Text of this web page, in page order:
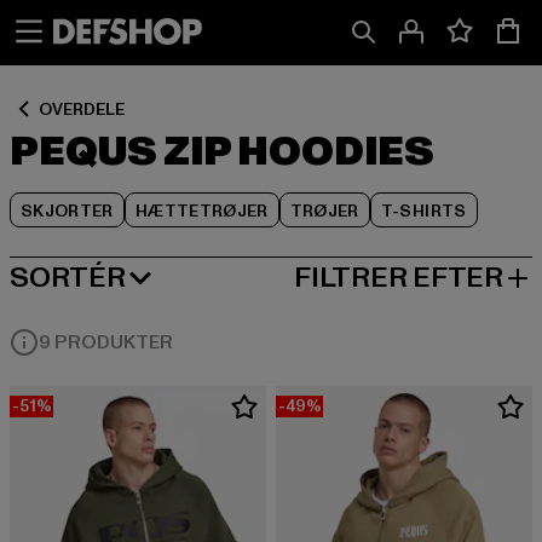
OVERDELE
PEQUS ZIP HOODIES
SKJORTER HÆTTETRØJER TRØJER T-SHIRTS
SORTÉR
MEST POPULÆRE FILTRER EFTER
9 PRODUKTER
-51% -49%